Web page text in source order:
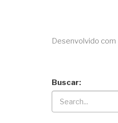
Desenvolvido com
Buscar